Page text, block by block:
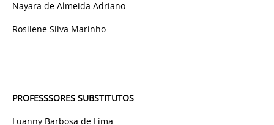
Nayara de Almeida Adriano
Rosilene Silva Marinho
PROFESSSORES SUBSTITUTOS
Luanny Barbosa de Lima